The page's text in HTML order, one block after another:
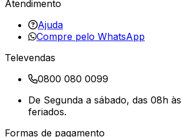
Atendimento
Ajuda
Compre pelo WhatsApp
Televendas
0800 080 0099
De Segunda a sábado, das 08h
feriados.
Formas de pagamento